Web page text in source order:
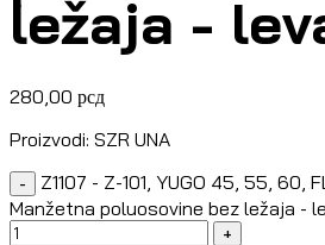
ležaja -
280,00 рсд
Proizvodi: SZR UNA
-
Z1107 - Z-101, YUGO 45, 55, 60,
Manžetna poluosovine bez ležaja -
+